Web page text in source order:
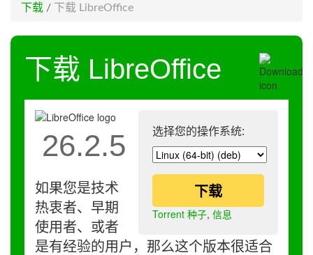
下载 / 下载 LibreOffice
下载 LibreOffice
选择您的操作系统:
下载
Torrent 种子, 信息
26.2.5
如果您是技术
热衷者、早期
使用者、或者
是有经验的用户，那么这个版本很适合